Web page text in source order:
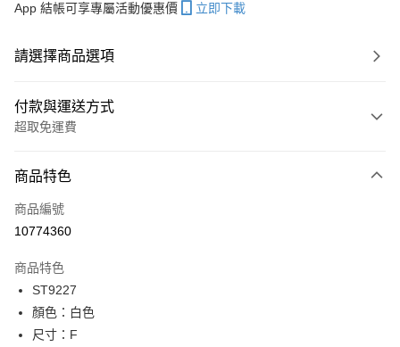
App 結帳可享專屬活動優惠價 立即下載
請選擇商品選項
付款與運送方式
超取免運費
信用卡一次付款
超商取貨付款
Apple Pay
街口支付
商品特色
商品編號
10774360
商品特色
ST9227
顏色：白色
尺寸：F